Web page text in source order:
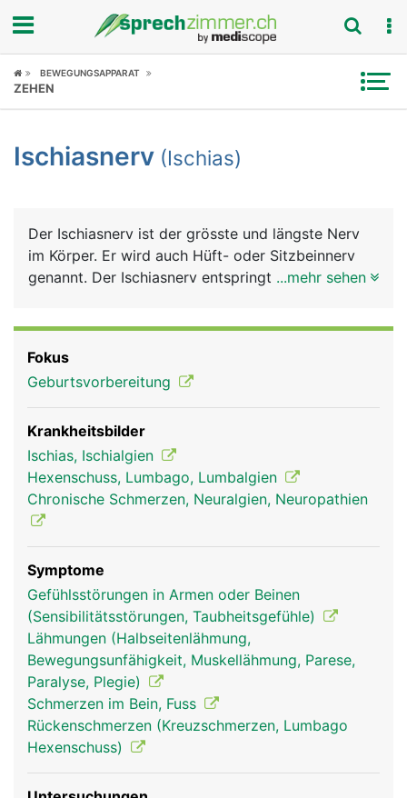
Fokus
Symptome
News
Rubriken
BEWEGUNGSAPPARAT
ZEHEN
Ischiasnerv (Ischias)
Der Ischiasnerv ist der grösste und längste Nerv
im Körper. Er wird auch Hüft- oder Sitzbeinnerv
genannt. Der Ischiasnerv entspringt in Höhe der
Rückseite des Beines und zieht bis zu den Zehen.
In Höhe der Kniekehle teilt er sich in einen
Wadennerv und einen Schienbeinnerv. Der
Ischiasnerv leitet einerseits Schmerz- und
Gefühlswahrnehmungen von den Beinen und
Füssen zum Gehirn und andererseits
Bewegungssignale vom Gehirn zu den jeweiligen
Muskeln der Beine und Füsse. Schäden des
Taubheitsgefühle oder Muskelschwächen bzw.
Lähmungen an den Beinen auslösen.
...mehr sehen
Fokus
Geburtsvorbereitung
Krankheitsbilder
Ischias, Ischialgien
Hexenschuss, Lumbago, Lumbalgien
Chronische Schmerzen, Neuralgien, Neuropathien
Symptome
Gefühlsstörungen in Armen oder Beinen
(Sensibilitätsstörungen, Taubheitsgefühle)
Lähmungen (Halbseitenlähmung,
Bewegungsunfähigkeit, Muskellähmung, Parese,
Paralyse, Plegie)
Schmerzen im Bein, Fuss
Rückenschmerzen (Kreuzschmerzen, Lumbago
Hexenschuss)